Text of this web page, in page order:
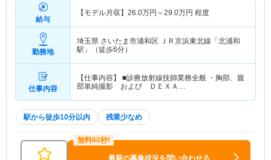
給与
【モデル月収】 26.0万円～29.0万円 程度
勤務地
埼玉県 さいたま市浦和区 ＪＲ京浜東北線「北浦和
駅」（徒歩6分）
仕事内容
【仕事内容】 ■診療放射線技師業務全般 ・胸部、腹
部単純撮影 および ＤＥＸＡ…
駅から徒歩10分以内 残業少なめ
最新の募集状況を問い合わせる